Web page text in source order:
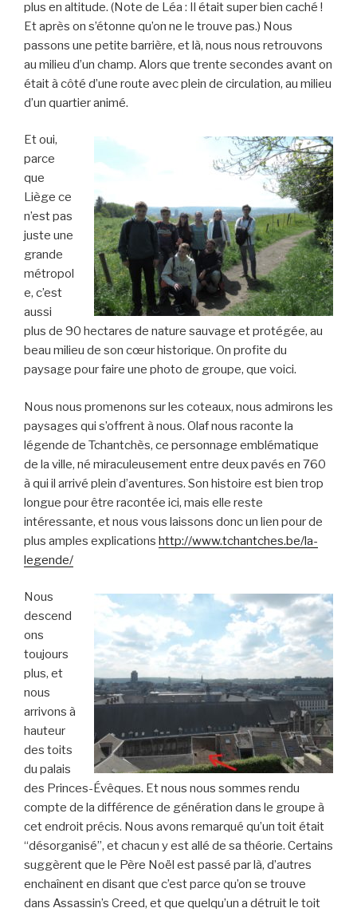
plus en altitude. (Note de Léa : Il était super bien caché !
Et après on s’étonne qu’on ne le trouve pas.) Nous
passons une petite barrière, et là, nous nous retrouvons
au milieu d’un champ. Alors que trente secondes avant on
était à côté d’une route avec plein de circulation, au milieu
d’un quartier animé.
Et oui,
parce
que
Liège ce
n’est pas
juste une
grande
métropol
e, c’est
aussi
plus de 90 hectares de nature sauvage et protégée, au
beau milieu de son cœur historique. On profite du
paysage pour faire une photo de groupe, que voici.
Nous nous promenons sur les coteaux, nous admirons les
paysages qui s’offrent à nous. Olaf nous raconte la
légende de ​​​​​​​Tchantchès, ce personnage emblématique
de la ville, né miraculeusement entre deux pavés en 760
à qui il arrivé plein d’aventures. Son histoire est bien trop
longue pour être racontée ici, mais elle reste
intéressante, et nous vous laissons donc un lien pour de
plus amples explications http://www.tchantches.be/la-
legende/
Nous
descend
ons
toujours
plus, et
nous
arrivons à
hauteur
des toits
du palais
des Princes-Évêques. Et nous nous sommes rendu
compte de la différence de génération dans le groupe à
cet endroit précis. Nous avons remarqué qu’un toit était
“désorganisé”, et chacun y est allé de sa théorie. Certains
suggèrent que le Père Noël est passé par là, d’autres
enchaînent en disant que c’est parce qu’on se trouve
dans Assassin’s Creed, et que quelqu’un a détruit le toit